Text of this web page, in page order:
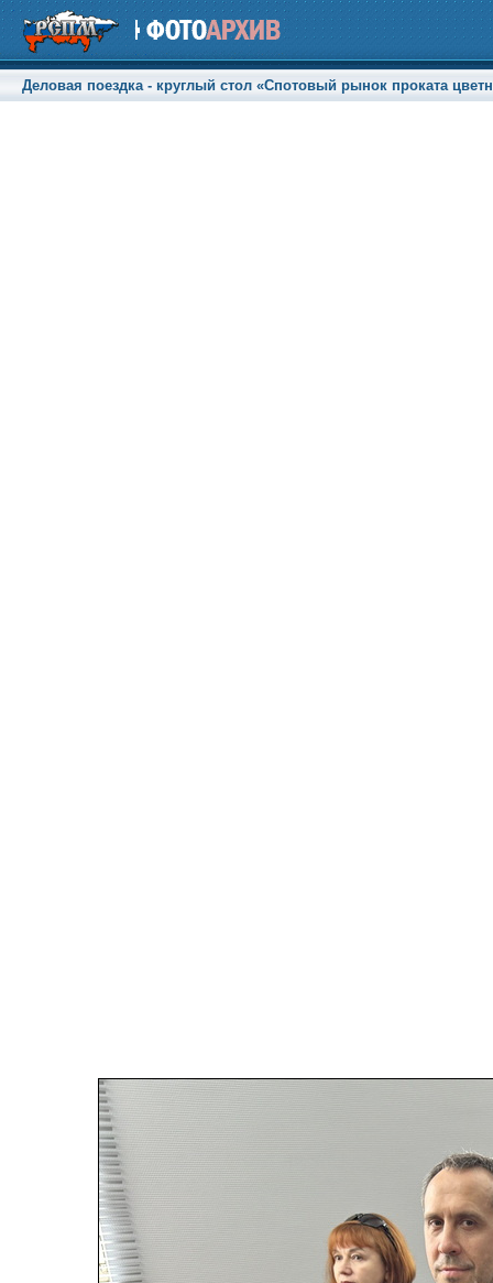
Деловая поездка - круглый стол «Спотовый рынок проката